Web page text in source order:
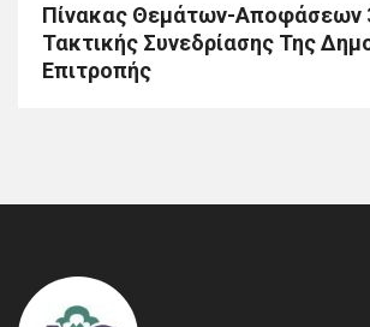
Πίνακας Θεμάτων-Αποφάσεων
Τακτικής Συνεδρίασης Της
Επιτροπής